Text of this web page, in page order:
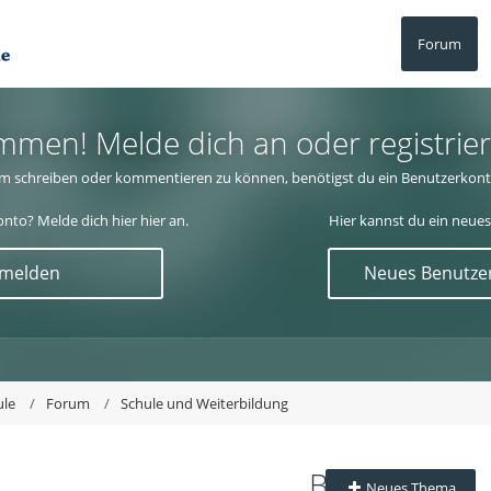
Forum
Melde dich an oder
schreiben oder kommentieren zu können, benötigst du ein
Melde dich hier hier an. Hier kannst du ein
Neues
Forum Schule und Weiterbildung